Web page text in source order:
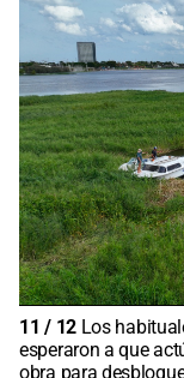
11 / 12 Los
esperaron a que
obra para